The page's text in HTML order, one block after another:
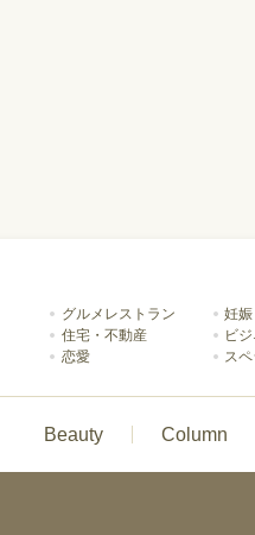
グルメレストラン
妊
住宅・不動産
ビ
恋愛 ス
Beauty Column